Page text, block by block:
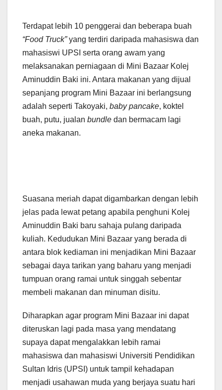
Terdapat lebih 10 penggerai dan beberapa buah
“Food Truck”yang terdiri daripada mahasiswa dan
mahasiswi UPSI serta orang awam yang
melaksanakan perniagaan di Mini Bazaar Kolej
Aminuddin Baki ini. Antara makanan yang dijual
sepanjang program Mini Bazaar ini berlangsung
adalah seperti Takoyaki, baby pancake, koktel
buah, putu, jualan bundle dan bermacam lagi
aneka makanan.
Suasana meriah dapat digambarkan dengan lebih
jelas pada lewat petang apabila penghuni Kolej
Aminuddin Baki baru sahaja pulang daripada
kuliah. Kedudukan Mini Bazaar yang berada di
antara blok kediaman ini menjadikan Mini Bazaar
sebagai daya tarikan yang baharu yang menjadi
tumpuan orang ramai untuk singgah sebentar
membeli makanan dan minuman disitu.
Diharapkan agar program Mini Bazaar ini dapat
diteruskan lagi pada masa yang mendatang
supaya dapat mengalakkan lebih ramai
mahasiswa dan mahasiswi Universiti Pendidikan
Sultan Idris (UPSI) untuk tampil kehadapan
menjadi usahawan muda yang berjaya suatu hari